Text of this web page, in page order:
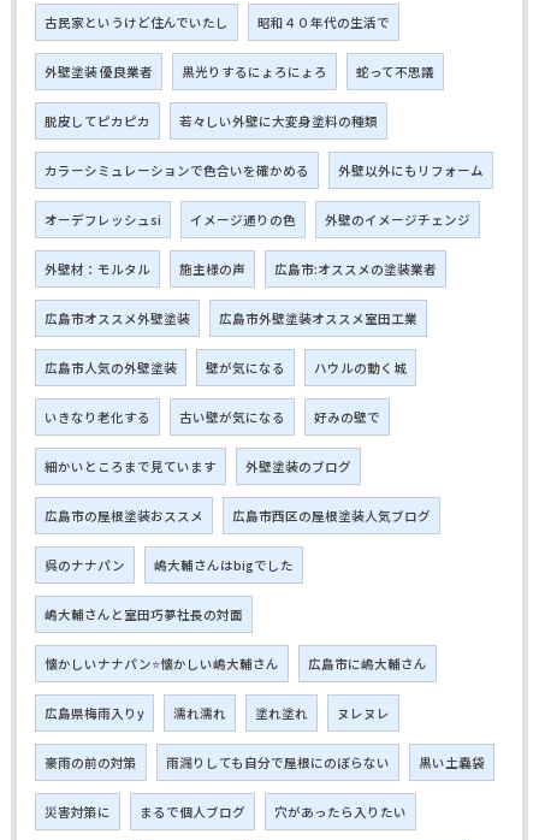
古民家というけど住んでいたし 昭和４０年代の生活で
外壁塗装 優良業者 黒光りするにょろにょろ 蛇って不思議
脱皮してピカピカ 若々しい外壁に大変身塗料の種類
カラーシミュレーションで色合いを確かめる 外壁以外にもリフォーム
オーデフレッシュsi イメージ通りの色 外壁のイメージチェンジ
外壁材：モルタル 施主様の声 広島市:オススメの塗装業者
広島市オススメ外壁塗装 広島市外壁塗装オススメ室田工業
広島市人気の外壁塗装 壁が気になる ハウルの動く城
いきなり老化する 古い壁が気になる 好みの壁で
細かいところまで見ています 外壁塗装のブログ
広島市の屋根塗装おススメ 広島市西区の屋根塗装人気ブログ
呉のナナパン 嶋大輔さんはbigでした
嶋大輔さんと室田巧夢社長の対面
懐かしいナナパン⭐懐かしい嶋大輔さん 広島市に嶋大輔さん
広島県梅雨入りy 濡れ濡れ 塗れ塗れ ヌレヌレ
豪雨の前の対策 雨漏りしても自分で屋根にのぼらない 黒い土嚢袋
災害対策に まるで個人ブログ 穴があったら入りたい